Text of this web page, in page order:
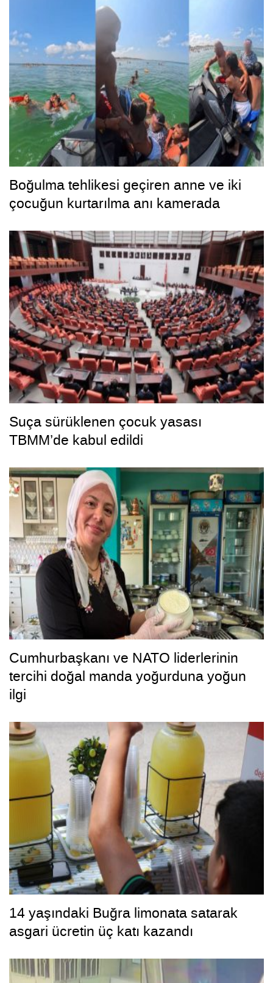
Boğulma tehlikesi geçiren anne ve iki
çocuğun kurtarılma anı kamerada
Suça sürüklenen çocuk yasası
TBMM’de kabul edildi
Cumhurbaşkanı ve NATO liderlerinin
tercihi doğal manda yoğurduna yoğun
ilgi
14 yaşındaki Buğra limonata satarak
asgari ücretin üç katı kazandı